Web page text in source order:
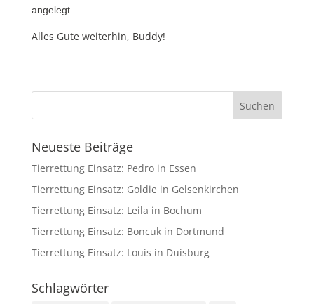
angelegt.
Alles Gute weiterhin, Buddy!
Neueste Beiträge
Tierrettung Einsatz: Pedro in Essen
Tierrettung Einsatz: Goldie in Gelsenkirchen
Tierrettung Einsatz: Leila in Bochum
Tierrettung Einsatz: Boncuk in Dortmund
Tierrettung Einsatz: Louis in Duisburg
Schlagwörter